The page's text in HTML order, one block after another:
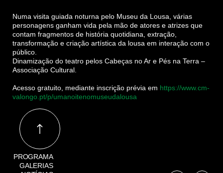
Numa visita guiada noturna pelo Museu da Lousa, várias
personagens ganham vida pela mão de atores e atrizes que
contam fragmentos de história quotidiana, extração,
transformação e criação artística da lousa em interação com o
público.
Dinamização do teatro pelos Cabeças no Ar e Pés na Terra –
Associação Cultural.
Acesso gratuito, mediante inscrição prévia em https://www.cm-
valongo.pt/p/umanoitenomuseudalousa
PROGRAMA
GALERIAS